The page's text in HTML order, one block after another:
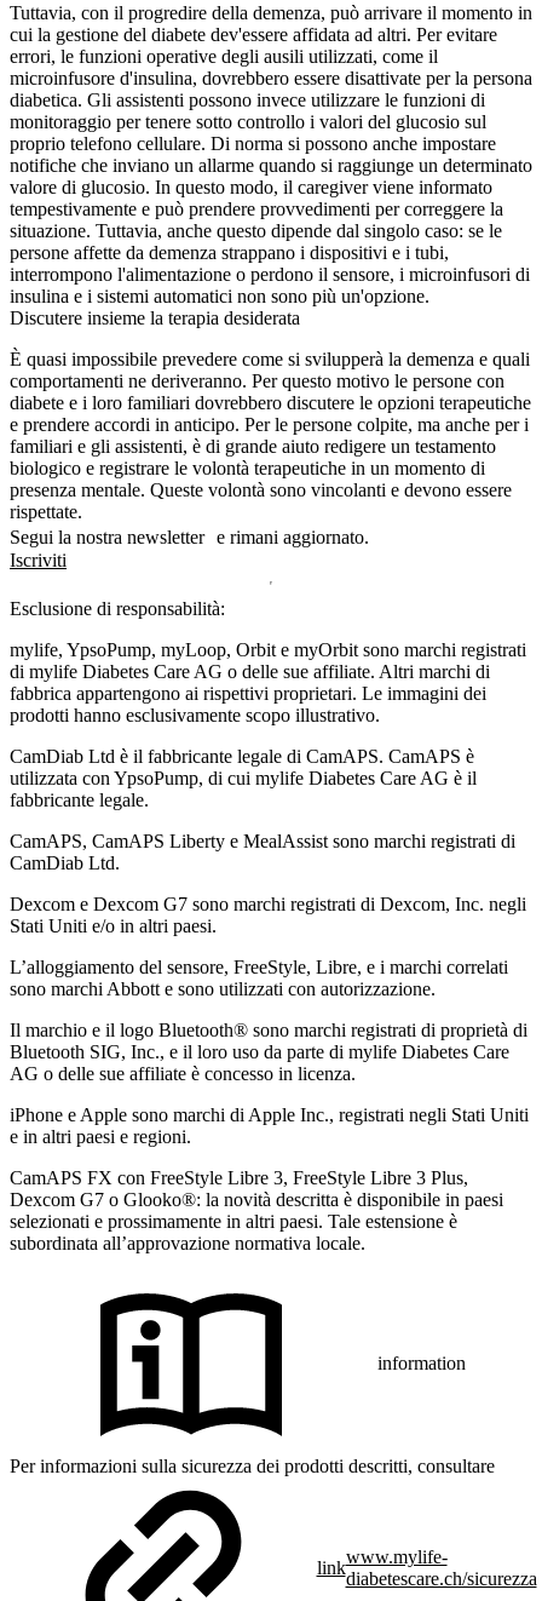
Tuttavia, con il progredire della demenza, può arrivare il momento in
cui la gestione del diabete dev'essere affidata ad altri. Per evitare
errori, le funzioni operative degli ausili utilizzati, come il
microinfusore d'insulina, dovrebbero essere disattivate per la persona
diabetica. Gli assistenti possono invece utilizzare le funzioni di
monitoraggio per tenere sotto controllo i valori del glucosio sul
proprio telefono cellulare. Di norma si possono anche impostare
notifiche che inviano un allarme quando si raggiunge un determinato
valore di glucosio. In questo modo, il caregiver viene informato
tempestivamente e può prendere provvedimenti per correggere la
situazione. Tuttavia, anche questo dipende dal singolo caso: se le
persone affette da demenza strappano i dispositivi e i tubi,
interrompono l'alimentazione o perdono il sensore, i microinfusori di
insulina e i sistemi automatici non sono più un'opzione.
Discutere insieme la terapia desiderata
È quasi impossibile prevedere come si svilupperà la demenza e quali
comportamenti ne deriveranno. Per questo motivo le persone con
diabete e i loro familiari dovrebbero discutere le opzioni terapeutiche
e prendere accordi in anticipo. Per le persone colpite, ma anche per i
familiari e gli assistenti, è di grande aiuto redigere un testamento
biologico e registrare le volontà terapeutiche in un momento di
presenza mentale. Queste volontà sono vincolanti e devono essere
rispettate.
Segui la nostra newsletter e rimani aggiornato.
Iscriviti
Esclusione di responsabilità:
mylife, YpsoPump, myLoop, Orbit e myOrbit sono marchi registrati
di mylife Diabetes Care AG o delle sue affiliate. Altri marchi di
fabbrica appartengono ai rispettivi proprietari. Le immagini dei
prodotti hanno esclusivamente scopo illustrativo.
CamDiab Ltd è il fabbricante legale di CamAPS. CamAPS è
utilizzata con YpsoPump, di cui mylife Diabetes Care AG è il
fabbricante legale.
CamAPS, CamAPS Liberty e MealAssist sono marchi registrati di
CamDiab Ltd.
Dexcom e Dexcom G7 sono marchi registrati di Dexcom, Inc. negli
Stati Uniti e/o in altri paesi.
L’alloggiamento del sensore, FreeStyle, Libre, e i marchi correlati
sono marchi Abbott e sono utilizzati con autorizzazione.
Il marchio e il logo Bluetooth® sono marchi registrati di proprietà di
Bluetooth SIG, Inc., e il loro uso da parte di mylife Diabetes Care
AG o delle sue affiliate è concesso in licenza.
iPhone e Apple sono marchi di Apple Inc., registrati negli Stati Uniti
e in altri paesi e regioni.
CamAPS FX con FreeStyle Libre 3, FreeStyle Libre 3 Plus,
Dexcom G7 o Glooko®: la novità descritta è disponibile in paesi
selezionati e prossimamente in altri paesi. Tale estensione è
subordinata all’approvazione normativa locale.
information
Per informazioni sulla sicurezza dei prodotti descritti, consultare
link
www.mylife-
diabetescare.ch/sicurezza